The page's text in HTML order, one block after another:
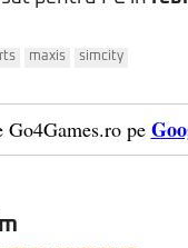
maxis simcity
Go4Games.ro pe